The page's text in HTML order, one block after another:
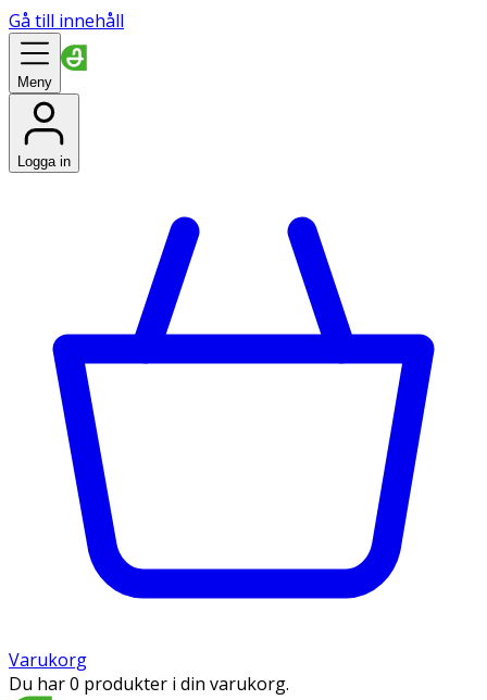
Gå till innehåll
Meny
Logga in
Varukorg
Du har 0 produkter i din varukorg.